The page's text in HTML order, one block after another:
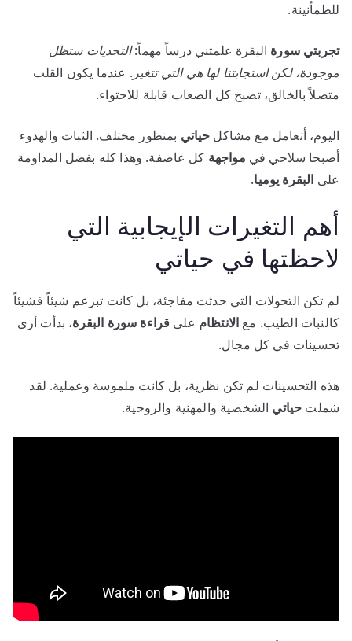
للطمأنينة.
تجربتي سورة البقرة علمتني درساً مهماً:التحديات ستظل
موجودة، لكن استجابتنا لها هي التي تتغير . عندما يكون القلب
متصلاً بالخالق، تصبح كل الصعاب قابلة للاحتواء.
اليوم، أتعامل مع مشاكل حياتي بمنظور مختلف. الثبات والهدوء
أصبحا سلاحي في مواجهة كل عاصفة. وهذا كله بفضل المداومة
على البقرة يوميا.
أهم التغيرات الإيجابية التي
لاحظتها في حياتي
لم تكن التحولات التي حدثت مفاجئة، بل كانت تبرعم شيئاً فشيئاً
كالنبات الطيب. مع الانتظام على قراءة سورة البقرة، بدأت أرى
تحسينات في كل مجال.
هذه التحسينات لم تكن نظرية، بل كانت ملموسة وعملية. لقد
شملت حياتي الشخصية والمهنية والروحية.